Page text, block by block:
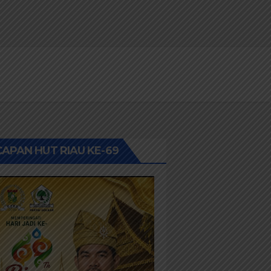
HUT RIAU KE-69